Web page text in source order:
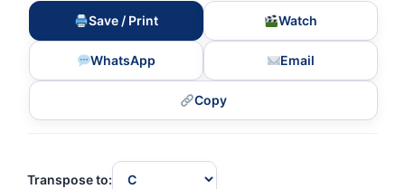
Save / Print Watch
WhatsApp Email
Copy
Transpose to: